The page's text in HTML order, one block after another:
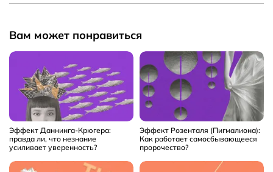
Вам может понравиться
Эффект Даннинга-Крюгера:
правда ли, что незнание
усиливает уверенность?
Эффект Розенталя (Пигмалиона):
Как работает самосбывающееся
пророчество?